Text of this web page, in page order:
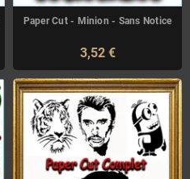
Paper Cut - Minion - Sans Notice
3,52 €